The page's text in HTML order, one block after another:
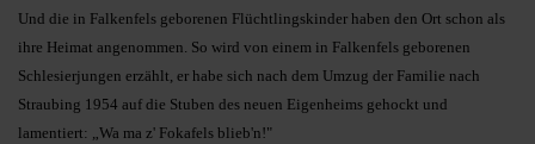
Und die in Falkenfels geborenen Flüchtlingskinder haben den Ort schon als
ihre Heimat angenommen. So wird von einem in Falkenfels geborenen
Schlesierjungen erzählt, er habe sich nach dem Umzug der Familie nach
Straubing 1954 auf die Stuben des neuen Eigenheims gehockt und
lamentiert: „Wa ma z' Fokafels blieb'n!"